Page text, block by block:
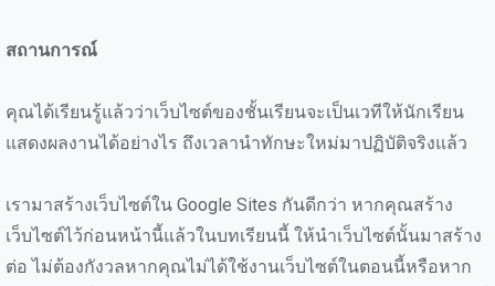
สถานการณ์
คุณได้เรียนรู้แล้วว่าเว็บไซต์ของชั้นเรียนจะเป็นเวทีให้นักเรียน
แสดงผลงานได้อย่างไร ถึงเวลานำทักษะใหม่มาปฏิบัติจริงแล้ว
เรามาสร้างเว็บไซต์ใน Google Sites กันดีกว่า หากคุณสร้าง
เว็บไซต์ไว้ก่อนหน้านี้แล้วในบทเรียนนี้ ให้นำเว็บไซต์นั้นมาสร้าง
ต่อ ไม่ต้องกังวลหากคุณไม่ได้ใช้งานเว็บไซต์ในตอนนี้หรือหาก